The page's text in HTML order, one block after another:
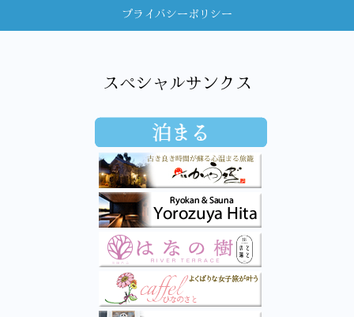
プライバシーポリシー
スペシャルサンクス